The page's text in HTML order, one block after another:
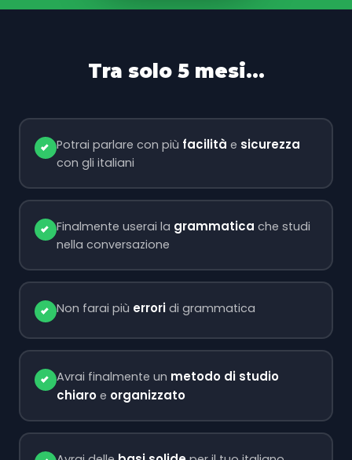
Tra solo 5 mesi...
Potrai parlare con più facilità e sicurezza
con gli italiani
Finalmente userai la grammatica che studi
nella conversazione
Non farai più erroridi grammatica
Avrai finalmente un metodo di studio
chiaroe organizzato